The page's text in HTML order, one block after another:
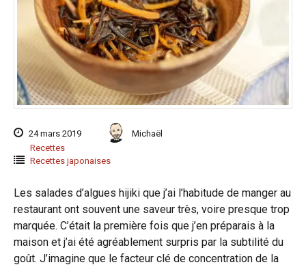
24 mars 2019
Michaël
Recettes
Recettes japonaises
Les salades d’algues hijiki que j’ai l’habitude de manger au
restaurant ont souvent une saveur très, voire presque trop
marquée. C’était la première fois que j’en préparais à la
maison et j’ai été agréablement surpris par la subtilité du
goût. J’imagine que le facteur clé de concentration de la